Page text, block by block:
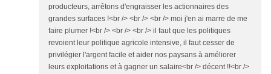
producteurs, arrêtons d'engraisser les actionnaires des
grandes surfaces !<br /> <br /> <br /> moi j'en ai marre de me
faire plumer !<br /> <br /> <br /> il faut que les politiques
revoient leur politique agricole intensive, il faut cesser de
privilégier l'argent facile et aider nos paysans à améliorer
leurs exploitations et à gagner un salaire<br /> décent !!<br />